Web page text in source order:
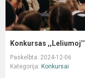
Konkursas ,,Leliumoj’’
Paskelbta: 2024-12-06
Kategorija: Konkursai